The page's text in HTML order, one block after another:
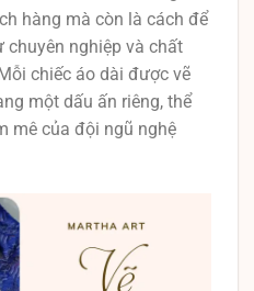
hàng mà còn là cách để
chuyên nghiệp và chất
chiếc áo dài được vẽ
một dấu ấn riêng, thể
mê của đội ngũ nghệ